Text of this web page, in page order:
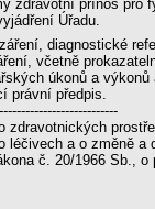
zdravotní přínos pro
Úřadu.
diagnostické
včetně
úkonů a
právní předpis.
zdravotnických
léčivech a o změně
č. 20/1966 Sb.,